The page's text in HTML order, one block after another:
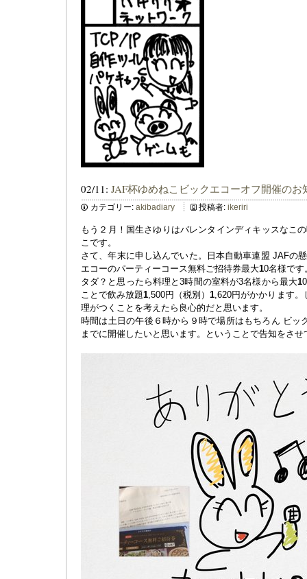
02/11: JAF杯ゆめねこビックエコーオフ開催のお
カテゴリー: akibadiary 投稿者: ikeriri
もう２月！国生さゆりはバレンタインディキッスなこ
こです。
さて、年末に申し込んでいた。日本自動車連盟 JAFの
エコーのパーティーコース無料ご招待券最大10名様です
タダ？と思ったら料理と3時間の室料が3名様から最大1
ことで飲み放題1,500円（税別）1,620円がかかります
理がつくことを考えたら良心的だと思います。
時間は土日の午後６時から９時で場所はもちろん ビッ
までに開催したいと思います。ということで告知をさせ